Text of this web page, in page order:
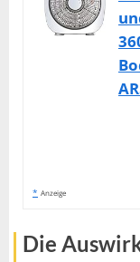
* Anzeige
Die